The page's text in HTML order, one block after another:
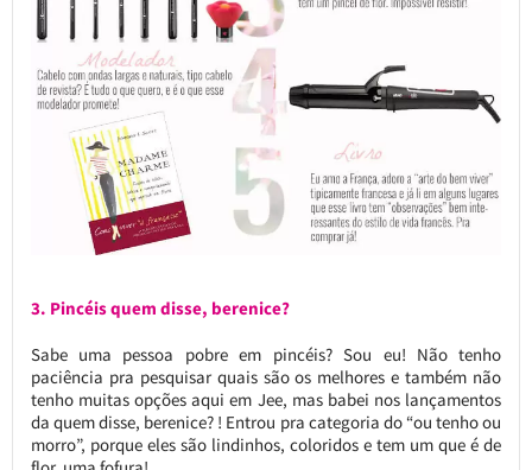
3. Pincéis quem disse, berenice?
Sabe uma pessoa pobre em pincéis? Sou eu! Não tenho
paciência pra pesquisar quais são os melhores e também não
tenho muitas opções aqui em Jee, mas babei nos lançamentos
da quem disse, berenice? ! Entrou pra categoria do “ou tenho ou
morro”, porque eles são lindinhos, coloridos e tem um que é de